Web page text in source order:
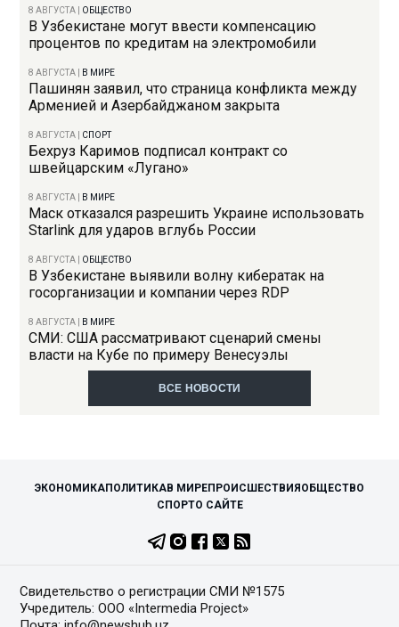
8 АВГУСТА ОБЩЕСТВО
В Узбекистане могут ввести компенсацию
процентов по кредитам на электромобили
8 АВГУСТА В МИРЕ
Пашинян заявил, что страница конфликта между
Арменией и Азербайджаном закрыта
8 АВГУСТА СПОРТ
Бехруз Каримов подписал контракт со
швейцарским «Лугано»
8 АВГУСТА В МИРЕ
Маск отказался разрешить Украине использовать
Starlink для ударов вглубь России
8 АВГУСТА ОБЩЕСТВО
В Узбекистане выявили волну кибератак на
госорганизации и компании через RDP
8 АВГУСТА В МИРЕ
СМИ: США рассматривают сценарий смены
власти на Кубе по примеру Венесуэлы
ВСЕ НОВОСТИ
ЭКОНОМИКАПОЛИТИКАВ МИРЕПРОИСШЕСТВИЯ ОБЩЕСТВО
СПОРТО САЙТЕ
Свидетельство о регистрации СМИ №1575
Учредитель: ООО «Intermedia Project»